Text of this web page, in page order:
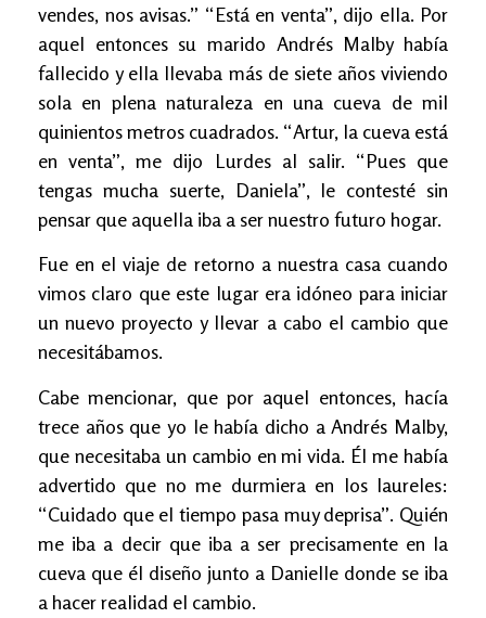
vendes, nos avisas.” “Está en venta”, dijo ella. Por
aquel entonces su marido Andrés Malby había
fallecido y ella llevaba más de siete años viviendo
sola en plena naturaleza en una cueva de mil
quinientos metros cuadrados. “Artur, la cueva está
en venta”, me dijo Lurdes al salir. “Pues que
tengas mucha suerte, Daniela”, le contesté sin
pensar que aquella iba a ser nuestro futuro hogar.
Fue en el viaje de retorno a nuestra casa cuando
vimos claro que este lugar era idóneo para iniciar
un nuevo proyecto y llevar a cabo el cambio que
necesitábamos.
Cabe mencionar, que por aquel entonces, hacía
trece años que yo le había dicho a Andrés Malby,
que necesitaba un cambio en mi vida. Él me había
advertido que no me durmiera en los laureles:
“Cuidado que el tiempo pasa muy deprisa”. Quién
me iba a decir que iba a ser precisamente en la
cueva que él diseño junto a Danielle donde se iba
a hacer realidad el cambio.